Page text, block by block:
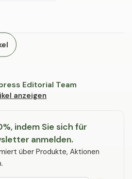
Editorial Team
anzeigen
indem Sie sich für
anmelden.
über Produkte, Aktionen